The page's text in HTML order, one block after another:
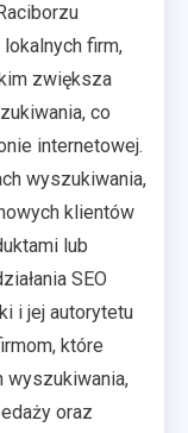
firm,
zwiększa
co
internetowej.
wyszukiwania,
klientów
lub
SEO
i jej autorytetu
które
wyszukiwania,
oraz